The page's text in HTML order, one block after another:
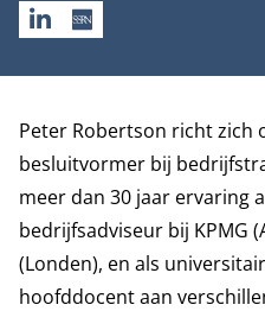
LINKEDIN
SSRN
Biografie
Peter Robertson richt zich
besluitvormer bij
meer dan 30 jaar ervaring
bedrijfsadviseur bij KPMG
(Londen), en als
hoofddocent aan